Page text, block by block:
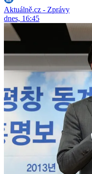
Aktuálně.cz - Zprávy
dnes, 16:45